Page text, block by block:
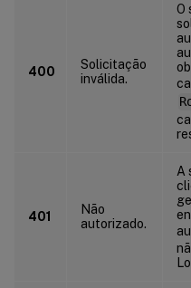
400
Solicitação
inválida.
O
401
Não
autorizado.
A